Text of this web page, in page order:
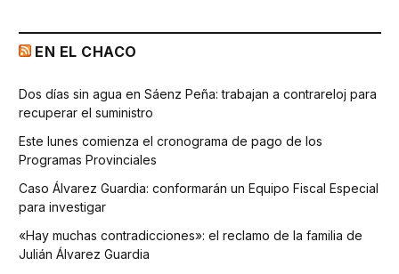
EN EL CHACO
Dos días sin agua en Sáenz Peña: trabajan a contrareloj para
recuperar el suministro
Este lunes comienza el cronograma de pago de los
Programas Provinciales
Caso Álvarez Guardia: conformarán un Equipo Fiscal Especial
para investigar
«Hay muchas contradicciones»: el reclamo de la familia de
Julián Álvarez Guardia